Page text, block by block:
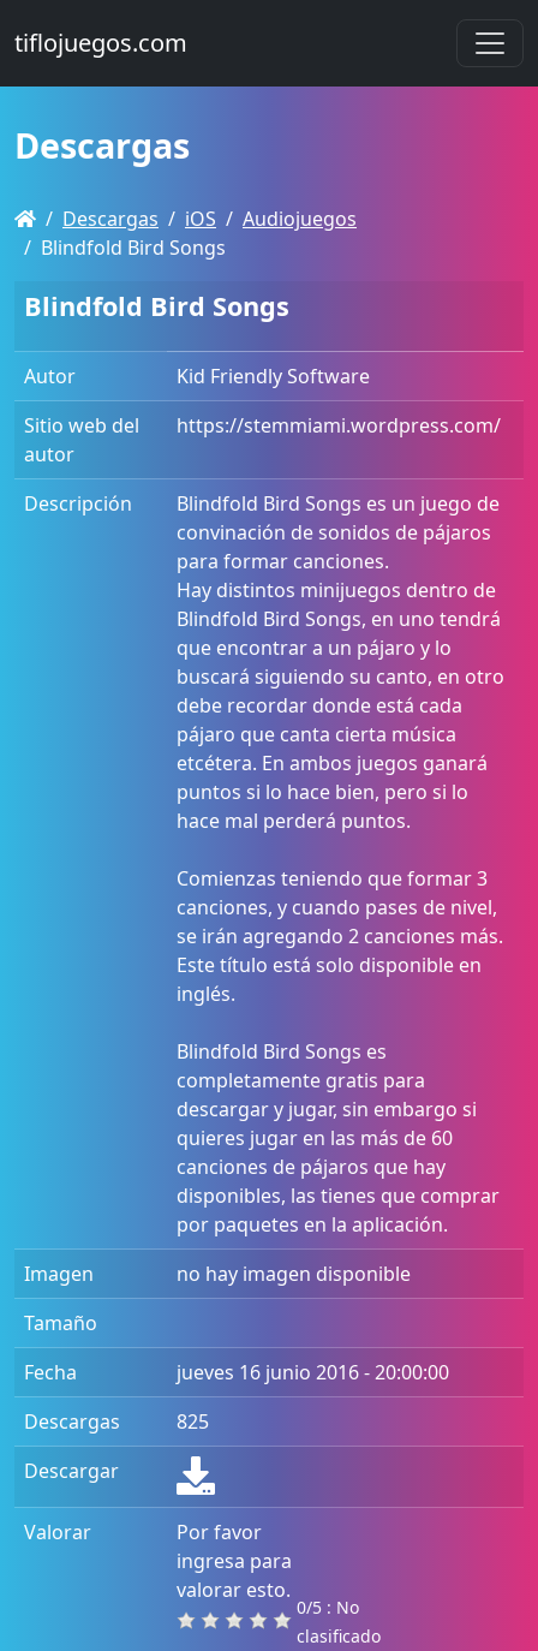
tiflojuegos.com
Descargas
Descargas iOS
Audiojuegos
Blindfold Bird Songs
Blindfold Bird Songs
Autor
Kid Friendly Software
Sitio web del
autor
https://stemmiami.wordpress.com/
Descripción
Blindfold Bird Songs es un juego de
convinación de sonidos de pájaros
para formar canciones.
Hay distintos minijuegos dentro de
Blindfold Bird Songs, en uno tendrá
que encontrar a un pájaro y lo
buscará siguiendo su canto, en otro
debe recordar donde está cada
pájaro que canta cierta música
etcétera. En ambos juegos ganará
puntos si lo hace bien, pero si lo
hace mal perderá puntos.
Comienzas teniendo que formar 3
canciones, y cuando pases de nivel,
se irán agregando 2 canciones más.
Este título está solo disponible en
inglés.
Blindfold Bird Songs es
completamente gratis para
descargar y jugar, sin embargo si
quieres jugar en las más de 60
canciones de pájaros que hay
disponibles, las tienes que comprar
por paquetes en la aplicación.
Imagen
no hay imagen disponible
Tamaño
Fecha
jueves 16 junio 2016 - 20:00:00
Descargas
825
Descargar
Valorar
Por favor
ingresa para
valorar esto.
0/5 : No
clasificado